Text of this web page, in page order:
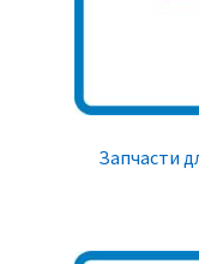
Запчасти